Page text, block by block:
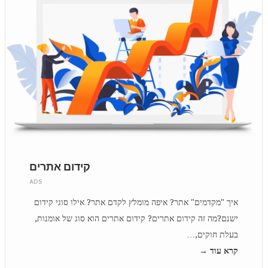
קידום אתרים
ADS
איך "מקדמים" אתר? איפה מומלץ לקדם אתר? אילו סוגי קידום
ישנם?מה זה קידום אתרים? קידום אתרים הוא סוג של אומנות,
בעלת חוקים,…
קרא עוד →